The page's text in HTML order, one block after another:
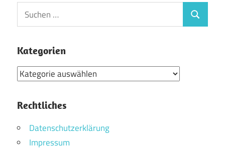
Suchen
nach:
Suchen
Kategorien
Kategorien
Rechtliches
Datenschutzerklärung
Impressum